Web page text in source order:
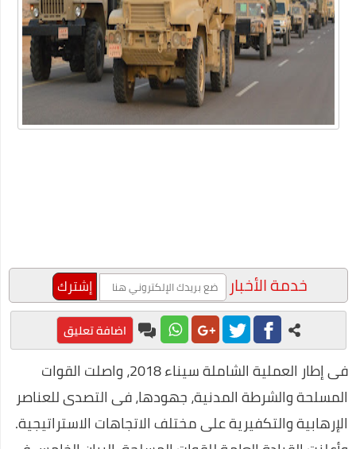
عبارات عن البيئة
أهمية دعم بحث وتطوير أعمال الشركات في الوقت الحالي
"شيخ عمد الصعيد" ٤٥ سنه عموديه
الطريقة الصحيحة للتعامل مع السعال ونزلات البرد
محمد عبد المعز حميد يفوز بجائزة أفضل فيلم توعوي عن المخدرات
طرق مربحة للعمل من المنزل
محمد رجب يبدع في مسلسل ضربة معلم في اولي حلقات المسلسل
على غرار أحمد خالد توفيق.. محمود عوض يتألق في ربوع الثقافة
قرارات صارمة وغرامات كبيرة علي المواطنين لمواجهة كورونا
خدمة الأخبار
اضافة تعليق
فى إطار العملية الشاملة سيناء 2018، واصلت القوات
المسلحة والشرطة المدنية، جهودها، فى التصدى للعناصر
الإرهابية والتكفيرية على مختلف الاتجاهات الاستراتيجية.